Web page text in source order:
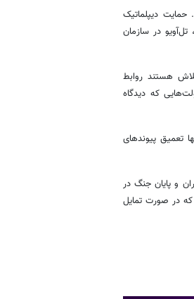
دیپلماتیک
در سازمان
هستند روابط
که دیدگاه
تعمیق پیوندهای
و پایان جنگ در
که در صورت تمایل